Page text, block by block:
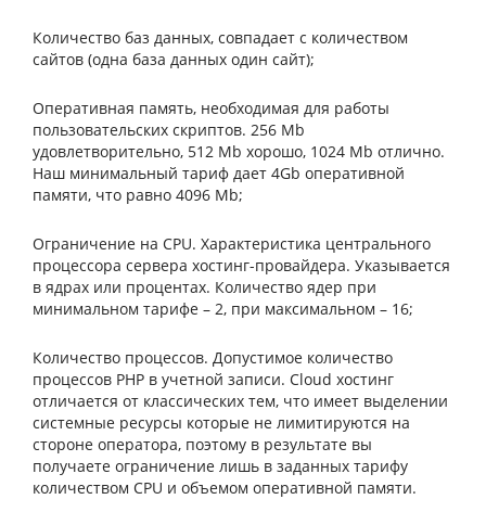
Количество баз данных, совпадает с количеством
сайтов (одна база данных один сайт);
Оперативная память, необходимая для работы
пользовательских скриптов. 256 Mb
удовлетворительно, 512 Mb хорошо, 1024 Mb отлично.
Наш минимальный тариф дает 4Gb оперативной
памяти, что равно 4096 Mb;
Ограничение на CPU. Характеристика центрального
процессора сервера хостинг-провайдера. Указывается
в ядрах или процентах. Количество ядер при
минимальном тарифе – 2, при максимальном – 16;
Количество процессов. Допустимое количество
процессов PHP в учетной записи. Cloud хостинг
отличается от классических тем, что имеет выделении
системные ресурсы которые не лимитируются на
стороне оператора, поэтому в результате вы
получаете ограничение лишь в заданных тарифу
количеством CPU и объемом оперативной памяти.